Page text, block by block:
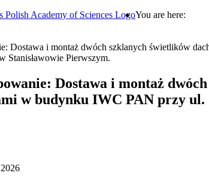
You are here:
Dostawa i montaż dwóch szklanych świetlików
Stanisławowie Pierwszym.
Dostawa i montaż
w budynku IWC PAN przy ul.